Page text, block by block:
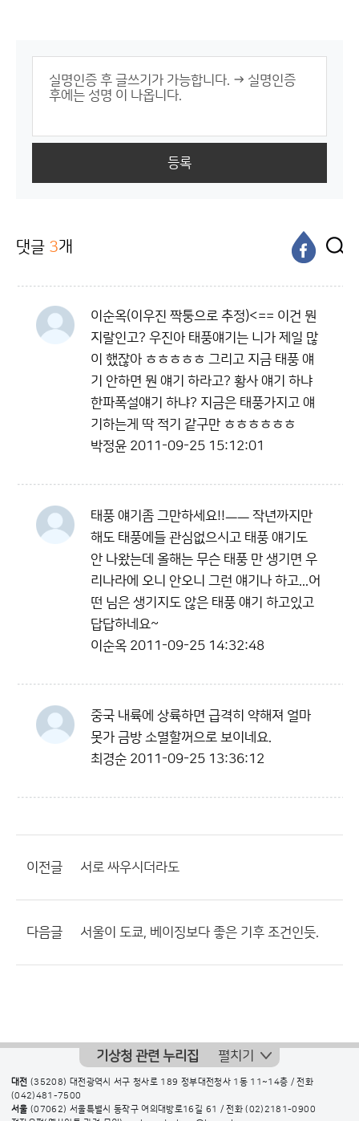
등록
댓글 3개
이순옥(이우진 짝퉁으로 추정)<== 이건 뭔
지랄인고? 우진아 태풍얘기는 니가 제일 많
이 했잖아 ㅎㅎㅎㅎㅎ 그리고 지금 태풍 얘
기 안하면 뭔 얘기 하라고? 황사 얘기 하냐
한파폭설얘기 하냐? 지금은 태풍가지고 얘
기하는게 딱 적기 같구만 ㅎㅎㅎㅎㅎㅎ
박정윤 2011-09-25 15:12:01
태풍 얘기좀 그만하세요!!ㅡㅡ 작년까지만
해도 태풍에들 관심없으시고 태풍 얘기도
안 나왔는데 올해는 무슨 태풍 만 생기면 우
리나라에 오니 안오니 그런 얘기나 하고...어
떤 님은 생기지도 않은 태풍 얘기 하고있고
답답하네요~
이순옥 2011-09-25 14:32:48
중국 내륙에 상륙하면 급격히 약해져 얼마
못가 금방 소멸할꺼으로 보이네요.
최경순 2011-09-25 13:36:12
이전글 서로 싸우시더라도
다음글 서울이 도쿄, 베이징보다 좋은 기후 조건인듯.
기상청 관련 누리집 펼치기
대전 (35208) 대전광역시 서구 청사로 189 정부대전청사 1동 11~14층 / 전화
(042)481-7500
서울 (07062) 서울특별시 동작구 여의대방로16길 61 / 전화(02)2181-0900